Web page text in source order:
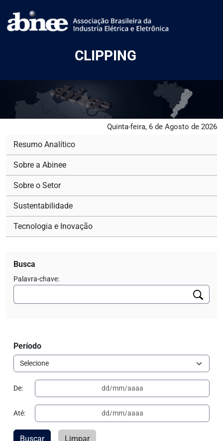
CLIPPING
Quinta-feira, 6 de Agosto de 2026
Resumo Analítico
Sobre a Abinee
Sobre o Setor
Sustentabilidade
Tecnologia e Inovação
Busca
Palavra-chave:
Período
De:
Até:
Buscar Limpar